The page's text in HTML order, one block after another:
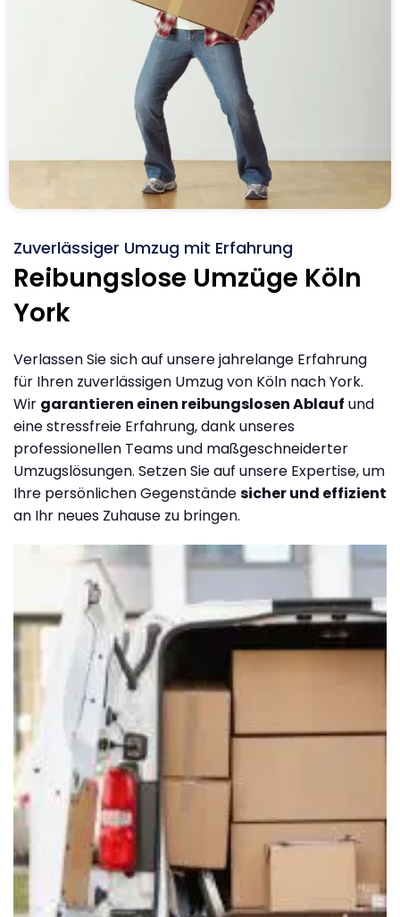
Zuverlässiger Umzug mit Erfahrung
Reibungslose Umzüge Köln
York
Verlassen Sie sich auf unsere jahrelange Erfahrung
für Ihren zuverlässigen Umzug von Köln nach York.
Wir garantieren einen reibungslosen Ablauf und
eine stressfreie Erfahrung, dank unseres
professionellen Teams und maßgeschneiderter
Umzugslösungen. Setzen Sie auf unsere Expertise, um
Ihre persönlichen Gegenständesicher und effizient
an Ihr neues Zuhause zu bringen.